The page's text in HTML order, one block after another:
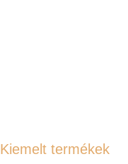
Kiemelt termékek